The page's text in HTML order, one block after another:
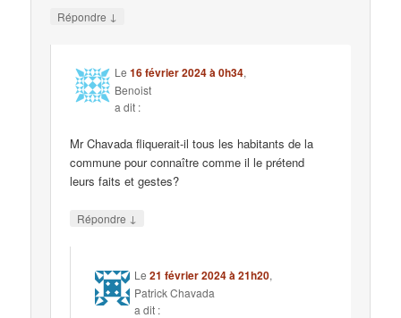
Répondre ↓
Le16 février 2024 à 0h34,
Benoist
a dit :
Mr Chavada fliquerait-il tous les habitants de la
commune pour connaître comme il le prétend
leurs faits et gestes?
Répondre ↓
Le21 février 2024 à 21h20,
Patrick Chavada
a dit :